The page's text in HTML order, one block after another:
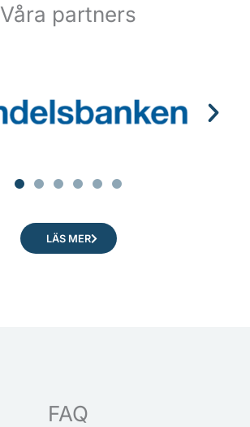
Våra partners
LÄS MER
FAQ